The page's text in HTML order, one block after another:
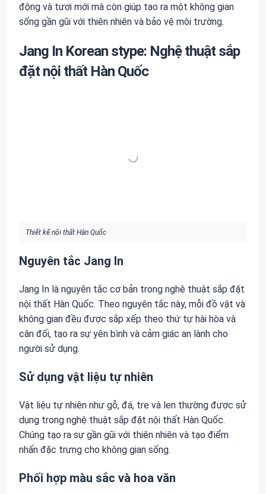
động và tươi mới mà còn giúp tạo ra một không gian
sống gần gũi với thiên nhiên và bảo vệ môi trường.
Jang In Korean stype: Nghệ thuật sắp
đặt nội thất Hàn Quốc
Thiết kế nội thất Hàn Quốc
Nguyên tắc Jang In
Jang In là nguyên tắc cơ bản trong nghệ thuật sắp đặt
nội thất Hàn Quốc. Theo nguyên tắc này, mỗi đồ vật và
không gian đều được sắp xếp theo thứ tự hài hòa và
cân đối, tạo ra sự yên bình và cảm giác an lành cho
người sử dụng.
Sử dụng vật liệu tự nhiên
Vật liệu tự nhiên như gỗ, đá, tre và len thường được sử
dụng trong nghệ thuật sắp đặt nội thất Hàn Quốc.
Chúng tạo ra sự gần gũi với thiên nhiên và tạo điểm
nhấn đặc trưng cho không gian sống.
Phối hợp màu sắc và hoa văn